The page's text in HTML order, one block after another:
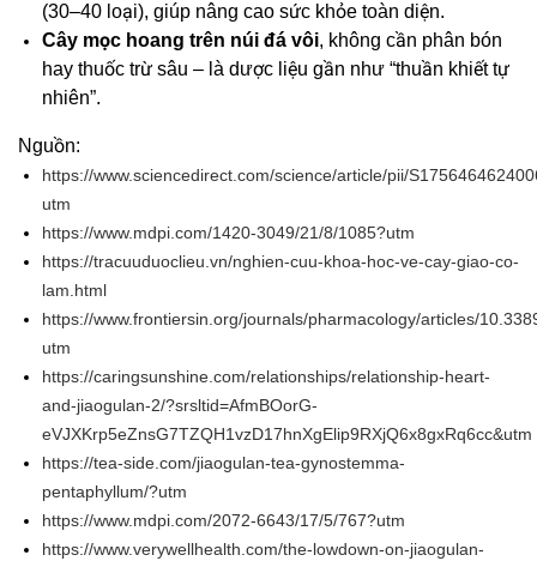
(30–40 loại), giúp nâng cao sức khỏe toàn diện.
Cây mọc hoang trên núi đá vôi, không cần phân bón
hay thuốc trừ sâu – là dược liệu gần như “thuần khiết tự
nhiên”.
Nguồn:
https://www.sciencedirect.com/science/article/pii/
utm
https://www.mdpi.com/1420-3049/21/8/1085?utm
https://tracuuduoclieu.vn/nghien-cuu-khoa-hoc-ve-cay-giao-co-
lam.html
https://www.frontiersin.org/journals/pharmacology/articles/
utm
https://caringsunshine.com/relationships/relationship-heart-
and-jiaogulan-2/?srsltid=AfmBOorG-
eVJXKrp5eZnsG7TZQH1vzD17hnXgElip9RXjQ6x8gxRq6cc&utm
https://tea-side.com/jiaogulan-tea-gynostemma-
pentaphyllum/?utm
https://www.mdpi.com/2072-6643/17/5/767?utm
https://www.verywellhealth.com/the-lowdown-on-jiaogulan-